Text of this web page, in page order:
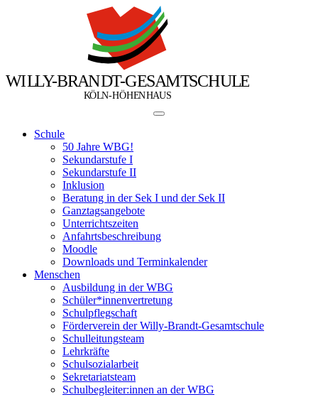
WILLY-BRANDT-GESAMTSCHULE
KÖLN-HÖHENHAUS
Schule
50 Jahre WBG!
Sekundarstufe I
Sekundarstufe II
Inklusion
Beratung in der Sek I und der Sek II
Ganztagsangebote
Unterrichtszeiten
Anfahrtsbeschreibung
Moodle
Downloads und Terminkalender
Menschen
Ausbildung in der WBG
Schüler*innenvertretung
Schulpflegschaft
Förderverein der Willy-Brandt-Gesamtschule
Schulleitungsteam
Lehrkräfte
Schulsozialarbeit
Sekretariatsteam
Schulbegleiter:innen an der WBG